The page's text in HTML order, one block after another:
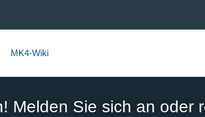
MK4-Wiki
Melden Sie sich an oder